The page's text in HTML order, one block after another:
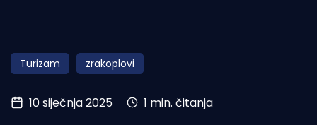
Obala
Otoci
Turizam i nautika
Turizam zrakoplovi
10 siječnja 2025 1 min. čitanja